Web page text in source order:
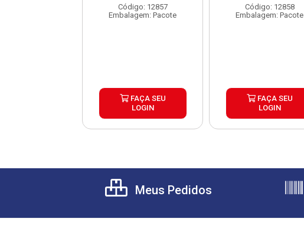
Código: 12857
Embalagem: Pacote
FAÇA SEU
LOGIN
Código: 12858
Embalagem: Pacote
FAÇA SEU
LOGIN
Meus Pedidos